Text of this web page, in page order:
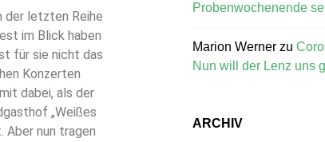
der letzten Reihe
im Blick haben
für sie nicht das
Konzerten
dabei, als der
„Weißes
Aber nun tragen
Probenwochenende
Marion Werner zu
Nun will der Lenz uns
ARCHIV